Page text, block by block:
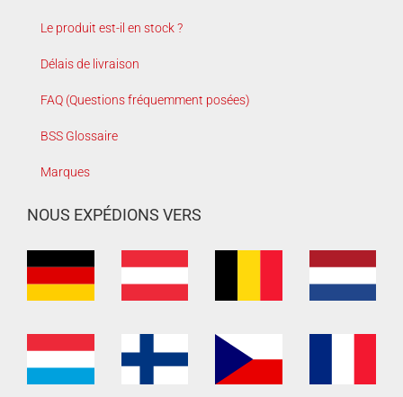
Le produit est-il en stock ?
Délais de livraison
FAQ (Questions fréquemment posées)
BSS Glossaire
Marques
NOUS EXPÉDIONS VERS